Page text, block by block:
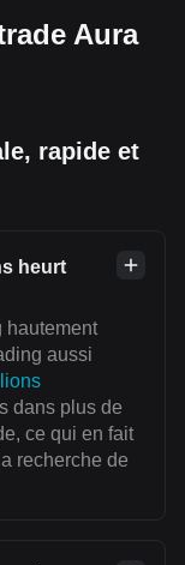
Aura
rapide et
heurt
hautement
aussi
dans plus de
ce qui en fait
recherche de